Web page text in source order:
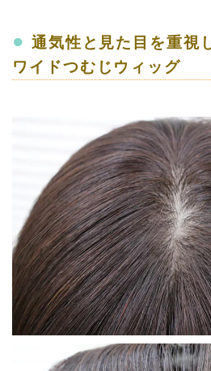
● 通気性と見た目を重視
ワイドつむじウィッグ